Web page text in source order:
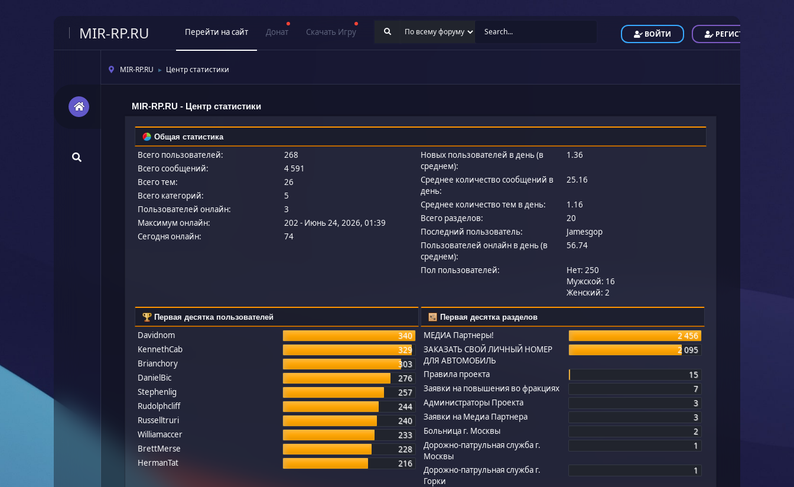
MIR-RP.RU Перейти на сайт Донат Скачать Игру ВОЙТИ РЕГИСТРАЦИЯ
MIR-RP.RU ► Центр статистики
MIR-RP.RU - Центр статистики
Общая статистика
Всего пользователей:
268
Всего сообщений:
4 591
Всего тем:
26
Всего категорий:
5
Пользователей онлайн:
3
Максимум онлайн:
202 - Июнь 24, 2026, 01:39
Сегодня онлайн:
74
Новых пользователей в день (в
среднем):
1.36
Среднее количество сообщений в
день:
25.16
Среднее количество тем в день:
1.16
Всего разделов:
20
Последний пользователь:
Jamesgop
Пользователей онлайн в день (в
среднем):
56.74
Пол пользователей:
Нет: 250
Мужской: 16
Женский: 2
Первая десятка пользователей
Davidnom
340
KennethCab
329
Brianchory
303
DanielBic
276
Stephenlig
257
Rudolphcliff
244
Russelltruri
240
Williamaccer
233
BrettMerse
228
HermanTat
216
Первая десятка разделов
МЕДИА Партнеры!
2 456
ЗАКАЗАТЬ СВОЙ ЛИЧНЫЙ НОМЕР
ДЛЯ АВТОМОБИЛЬ
2 095
Правила проекта
15
Заявки на повышения во фракциях
7
Администраторы Проекта
3
Заявки на Медиа Партнера
3
Больница г. Москвы
2
Дорожно-патрульная служба г.
Москвы
1
Дорожно-патрульная служба г.
Горки
1